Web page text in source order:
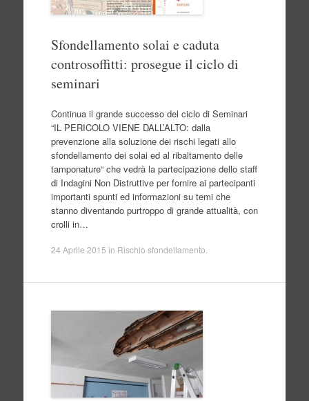
Sfondellamento solai e caduta
controsoffitti: prosegue il ciclo di
seminari
Continua il grande successo del ciclo di Seminari
“IL PERICOLO VIENE DALL’ALTO: dalla
prevenzione alla soluzione dei rischi legati allo
sfondellamento dei solai ed al ribaltamento delle
tamponature“ che vedrà la partecipazione dello staff
di Indagini Non Distruttive per fornire ai partecipanti
importanti spunti ed informazioni su temi che
stanno diventando purtroppo di grande attualità, con
crolli in…
24 Aprile 2015 in Rischio sfondellamento